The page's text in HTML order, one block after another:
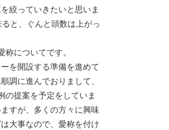
絞っていきたいと思いま
と、ぐんと頭数は上がっ
についてです。
を開設する準備を進めて
調に進んでおりまして、
の提案を予定をしていま
すが、多くの方々に興味
大事なので、愛称を付け